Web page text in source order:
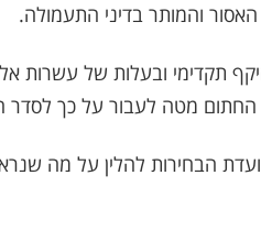
והמותר בדיני התעמולה.
תקדימי ובעלות של עשרות
החתום מטה לעבור על כך לסדר
הבחירות להלין על מה